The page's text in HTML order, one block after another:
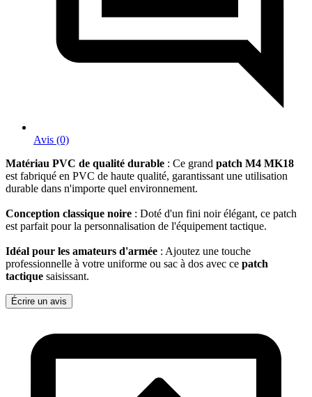
Avis (0)
Matériau PVC de qualité durable : Ce grand patch M4 MK18
est fabriqué en PVC de haute qualité, garantissant une utilisation
durable dans n'importe quel environnement.
Conception classique noire : Doté d'un fini noir élégant, ce patch
est parfait pour la personnalisation de l'équipement tactique.
Idéal pour les amateurs d'armée : Ajoutez une touche
professionnelle à votre uniforme ou sac à dos avec ce patch
tactique saisissant.
Écrire un avis